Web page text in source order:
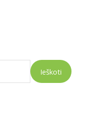
Ieškoti